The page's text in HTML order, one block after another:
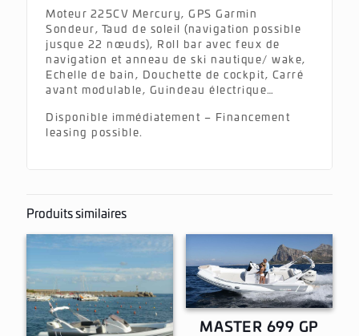
Moteur 225CV Mercury, GPS Garmin
Sondeur, Taud de soleil (navigation possible
jusque 22 nœuds), Roll bar avec feux de
navigation et anneau de ski nautique/ wake,
Echelle de bain, Douchette de cockpit, Carré
avant modulable, Guindeau électrique…
Disponible immédiatement – Financement
leasing possible.
Produits similaires
MASTER 699 GP